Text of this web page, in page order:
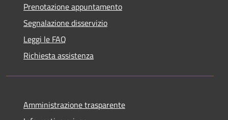
Prenotazione appuntamento
Segnalazione disservizio
Leggi le FAQ
Richiesta assistenza
Amministrazione trasparente